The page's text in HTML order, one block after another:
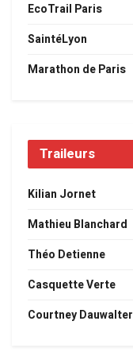
EcoTrail Paris
SaintéLyon
Marathon de Paris
Traileurs
Kilian Jornet
Mathieu Blanchard
Théo Detienne
Casquette Verte
Courtney Dauwalter